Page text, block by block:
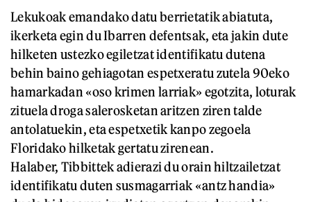
Lekukoak emandako datu berrietatik abiatuta,
ikerketa egin du Ibarren defentsak, eta jakin dute
hilketen ustezko egiletzat identifikatu dutena
behin baino gehiagotan espetxeratu zutela 90eko
hamarkadan «oso krimen larriak» egotzita, loturak
zituela droga salerosketan aritzen ziren talde
antolatuekin, eta espetxetik kanpo zegoela
Floridako hilketak gertatu zirenean.
Halaber, Tibbittek adierazi du orain hiltzailetzat
identifikatu duten susmagarriak «antz handia»